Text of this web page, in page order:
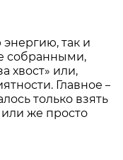
так и
собранными,
хвост» или,
Главное–
только взять
же просто